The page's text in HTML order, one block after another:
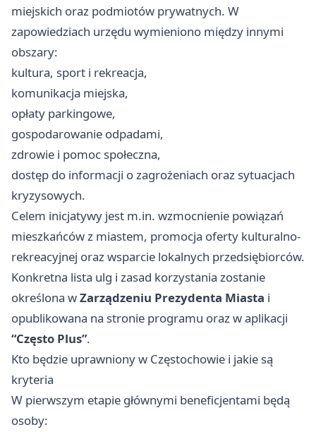
miejskich oraz podmiotów prywatnych. W
zapowiedziach urzędu wymieniono między innymi
obszary:
kultura, sport i rekreacja,
komunikacja miejska,
opłaty parkingowe,
gospodarowanie odpadami,
zdrowie i pomoc społeczna,
dostęp do informacji o zagrożeniach oraz sytuacjach
kryzysowych.
Celem inicjatywy jest m.in. wzmocnienie powiązań
mieszkańców z miastem, promocja oferty kulturalno-
rekreacyjnej oraz wsparcie lokalnych przedsiębiorców.
Konkretna lista ulg i zasad korzystania zostanie
określona wZarządzeniu Prezydenta Miasta i
opublikowana na stronie programu oraz w aplikacji
“Często Plus”.
Kto będzie uprawniony w Częstochowie i jakie są
kryteria
W pierwszym etapie głównymi beneficjentami będą
osoby: